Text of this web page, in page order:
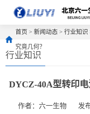
首页 >新闻动态 >行业知识
究竟几何？
行业知识
DYCZ-40A型转印
作者：六一生物 发